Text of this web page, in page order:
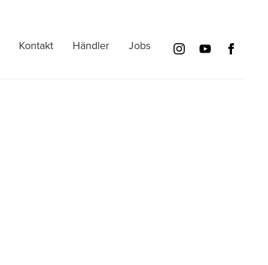
Kontakt Händler Jobs